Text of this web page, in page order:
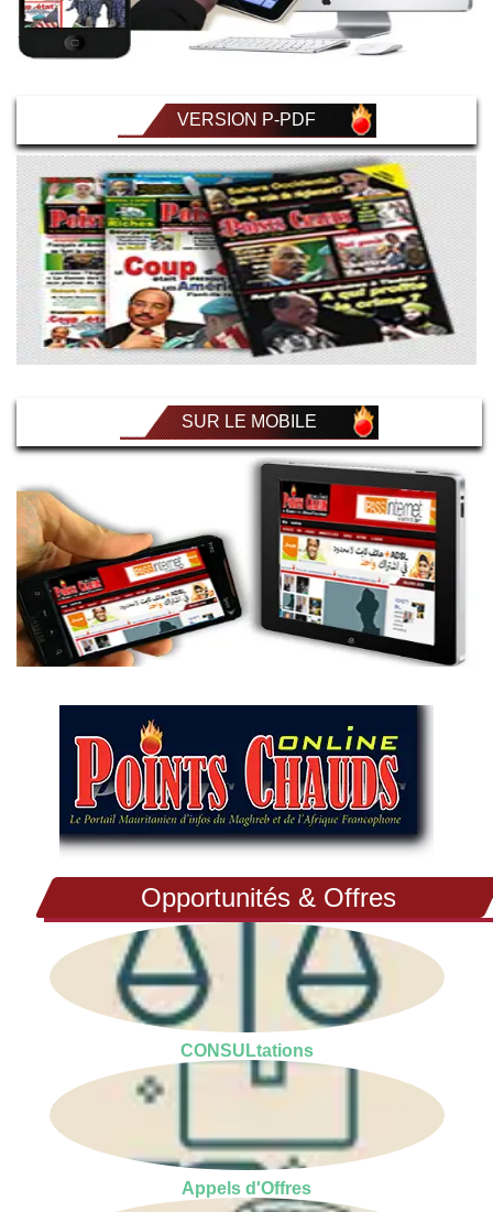
VERSION P-PDF
SUR LE MOBILE
Opportunités & Offres
CONSULtations
Appels d'Offres